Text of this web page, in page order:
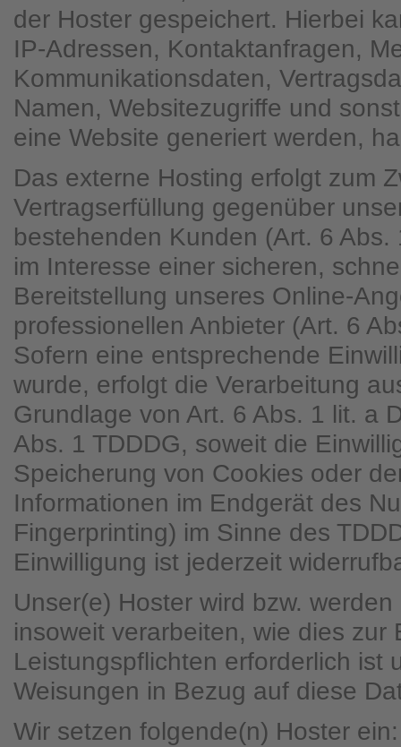
der Hoster gespeichert. Hierbei
IP-Adressen, Kontaktanfragen,
Kommunikationsdaten,
Namen, Websitezugriffe und
eine Website generiert werden,
Das externe Hosting erfolgt zum
Vertragserfüllung gegenüber
bestehenden Kunden (Art. 6
im Interesse einer sicheren,
Bereitstellung unseres Online-
professionellen Anbieter (Art. 6
Sofern eine entsprechende
wurde, erfolgt die Verarbeitung
Grundlage von Art. 6 Abs. 1 lit. a
Abs. 1 TDDDG, soweit die
Speicherung von Cookies oder
Informationen im Endgerät des
Fingerprinting) im Sinne des
Einwilligung ist jederzeit
Unser(e) Hoster wird bzw.
insoweit verarbeiten, wie dies zur
Leistungspflichten erforderlich ist
Weisungen in Bezug auf diese
Wir setzen folgende(n) Hoster ein: